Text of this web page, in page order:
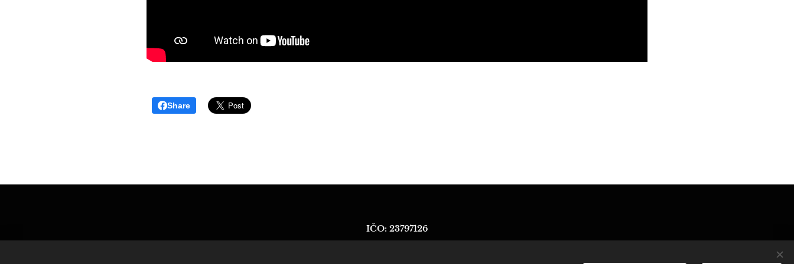
Share
IČO: 23797126